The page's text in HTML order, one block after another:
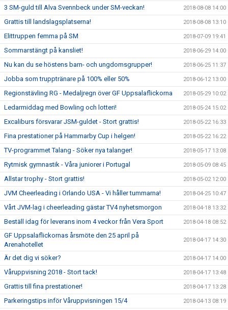
3 SM-guld till Alva Svennbeck under SM-veckan! 2018-08-08 14:00
Grattis till landslagsplatserna! 2018-08-08 13:10
Elittruppen femma på SM 2018-07-09 19:41
Sommarstängt på kansliet! 2018-06-29 14:00
Nu kan du se höstens barn- och ungdomsgrupper! 2018-06-25 11:37
Jobba som trupptränare på 100% eller 50% 2018-06-12 13:00
Regionstävling RG - Medaljregn över GF Uppsalaflickorna 2018-05-29 10:02
Ledarmiddag med Bowling och lotteri! 2018-05-24 15:02
Excaliburs försvarar JSM-guldet - Stort grattis! 2018-05-22 16:33
Fina prestationer på Hammarby Cup i helgen! 2018-05-22 16:22
TV-programmet Talang - Söker nya talanger! 2018-05-17 13:08
Rytmisk gymnastik - Våra juniorer i Portugal 2018-05-09 08:45
Allstar trophy - Stort grattis! 2018-05-02 12:00
JVM Cheerleading i Orlando USA - Vi håller tummarna! 2018-04-25 10:47
Vårt JVM-lag i cheerleading gästar TV4 nyhetsmorgon 2018-04-18 13:32
Beställ idag för leverans inom 4 veckor från Vera Sport 2018-04-18 08:52
GF Uppsalaflickornas årsmöte den 25 april på
Arenahotellet
2018-04-17 14:30
Är det dig vi söker? 2018-04-17 14:00
Våruppvisning 2018 - Stort tack! 2018-04-17 13:48
Grattis till fina prestationer! 2018-04-17 13:28
Parkeringstips inför Våruppvisningen 15/4 2018-04-13 08:19